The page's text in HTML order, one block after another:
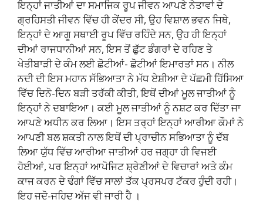
ਇਨ੍ਹਾਂ ਜਾਤੀਆਂ ਦਾ ਸਮਾਜਿਕ ਰੂਪ ਜੀਵਨ ਆਪਣੇ ਨੇਤਾਵਾਂ ਦੇ
ਗ੍ਰਹਿਸਤੀ ਜੀਵਨ ਵਿੱਚ ਹੀ ਕੇਂਦਰ ਸੀ, ਉਹ ਵਿਸ਼ਾਲ ਭਵਨ ਜਿਥੇ,
ਇਨ੍ਹਾਂ ਦੇ ਆਗੂ ਸਥਾਈ ਰੂਪ ਵਿੱਚ ਰਹਿੰਦੇ ਸਨ, ਉਹ ਹੀ ਇਨ੍ਹਾਂ
ਦੀਆਂ ਰਾਜਧਾਨੀਆਂ ਸਨ, ਇਸ ਤੋਂ ਛੁੱਟ ਡੰਗਰਾਂ ਦੇ ਰਹਿਣ ਤੇ
ਖੇਤੀਬਾੜੀ ਦੇ ਕੰਮ ਲਈ ਛੋਟੀਆਂ- ਛੋਟੀਆਂ ਇਮਾਰਤਾਂ ਸਨ। ਨੀਲ
ਨਦੀ ਦੀ ਇਸ ਮਹਾਨ ਸੱਭਿਆਤਾ ਨੇ ਮੱਧ ਏਸ਼ੀਆ ਦੇ ਪੱਛਮੀ ਹਿੱਸਿਆ
ਵਿੱਚ ਦਿਨੋ-ਦਿਨ ਬੜੀ ਤਰੱਕੀ ਕੀਤੀ, ਇਥੋਂ ਦੀਆਂ ਮੂਲ ਜਾਤੀਆਂ ਨੂੰ
ਇਨ੍ਹਾਂ ਨੇ ਦਬਾਇਆ। ਕਈ ਮੂਲ ਜਾਤੀਆਂ ਨੂੰ ਨਸ਼ਟ ਕਰ ਦਿੱਤਾ ਜਾ
ਆਪਣੇ ਅਧੀਨ ਕਰ ਲਿਆ। ਇਸ ਤਰ੍ਹਾਂ ਇਨ੍ਹਾਂ ਆਰੀਆ ਕੌਮਾਂ ਨੇ
ਆਪਣੀ ਬਲ ਸ਼ਕਤੀ ਨਾਲ ਇਥੋਂ ਦੀ ਪ੍ਰਾਚੀਨ ਸਭਿਆਤਾ ਨੂੰ ਦੱਬ
ਲਿਆ ਯੁੱਧ ਵਿੱਚ ਆਰੀਆ ਜਾਤੀਆਂ ਹਰ ਜਗ੍ਹਾ ਹੀ ਵਿਜਈ
ਹੋਈਆਂ, ਪਰ ਇਨ੍ਹਾਂ ਆਪੋਜਿਟ ਸ਼੍ਰੇਣੀਆਂ ਦੇ ਵਿਚਾਰਾਂ ਅਤੇ ਕੰਮ
ਕਾਜ ਕਰਨ ਦੇ ਢੰਗਾਂ ਵਿੱਚ ਸਾਲਾਂ ਤੱਕ ਪ੍ਰਸਪਰ ਟੱਕਰ ਹੁੰਦੀ ਰਹੀ।
ਇਹ ਜਦੋ-ਜਹਿਦ ਅੱਜ ਵੀ ਜਾਰੀ ਹੈ ।